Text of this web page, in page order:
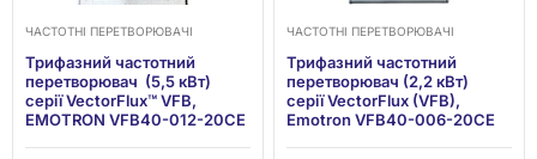
ЧАСТОТНІ ПЕРЕТВОРЮВАЧІ
Трифазний частотний
перетворювач (5,5 кВт)
серії VectorFlux™ VFB,
EMOTRON VFB40-012-20CE
ЧАСТОТНІ ПЕРЕТВОРЮВАЧІ
Трифазний частотний
перетворювач (2,2 кВт)
серії VectorFlux (VFB),
Emotron VFB40-006-20CE